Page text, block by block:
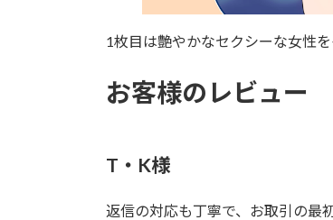
1枚目は艶やかなセクシーな女性
お客様のレビュー
T・K様
返信の対応も丁寧で、お取引の最